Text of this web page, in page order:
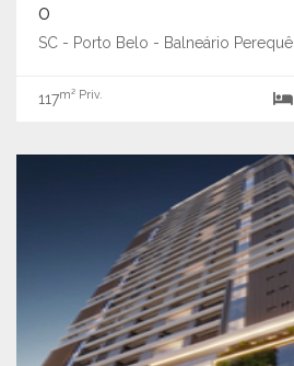
0
SC - Porto Belo - Balneário Perequê
117m² Priv.